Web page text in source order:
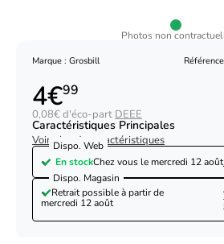
Photos non
Marque : Grosbill
4€99
0,08€ d'éco-part DEEE
Caractéristiques Principales
Voir plus de caractéristiques
Dispo. Web
En stockChez vous le mercredi 12 août
Dispo. Magasin
Retrait possible à partir de
mercredi 12 août